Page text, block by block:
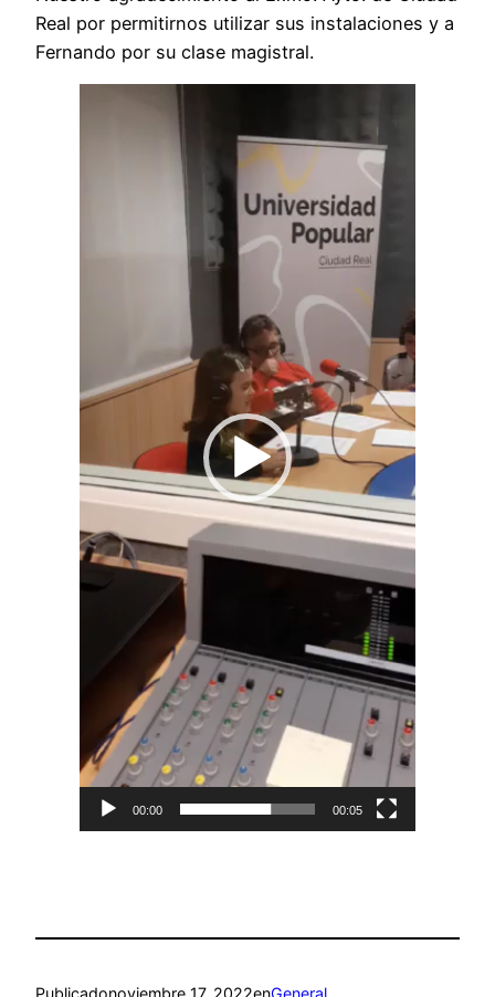
Real por permitirnos utilizar sus instalaciones y a
Fernando por su clase magistral.
Reproductor
00:00 00:05